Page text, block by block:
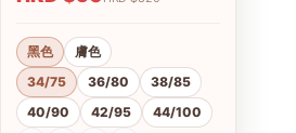
黑色
膚色
34/75
36/80
38/85
40/90
42/95
44/100